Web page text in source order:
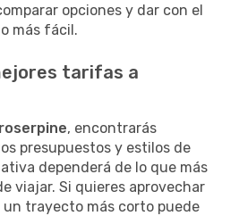
opciones y dar con el
más fácil.
tarifas a
, encontrarás
presupuestos y estilos de
dependerá de lo que más
viajar. Si quieres aprovechar
trayecto más corto puede